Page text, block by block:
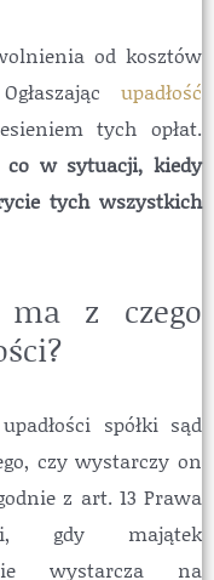
od kosztów
upadłość
tych opłat.
co w sytuacji, kiedy
tych wszystkich
z czego
spółki sąd
czy wystarczy on
z art. 13 Prawa
gdy majątek
wystarcza na